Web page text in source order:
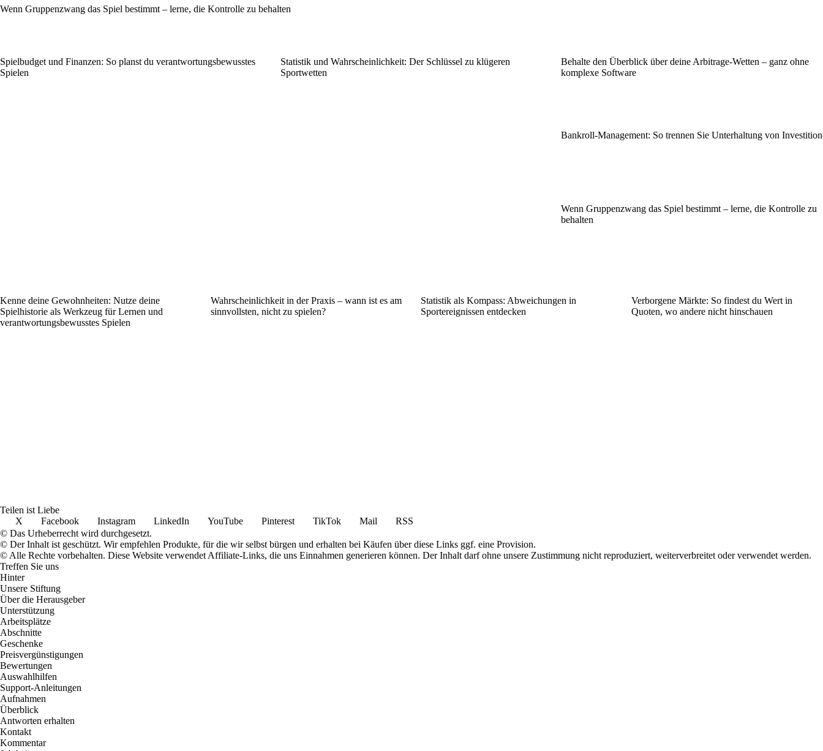
Wenn Gruppenzwang das Spiel bestimmt – lerne, die Kontrolle zu behalten
Spielbudget und Finanzen: So planst du verantwortungsbewusstes
Spielen
Statistik und Wahrscheinlichkeit: Der Schlüssel zu klügeren
Sportwetten
Behalte den Überblick über deine Arbitrage-Wetten – ganz ohne
komplexe Software
Bankroll-Management: So trennen Sie Unterhaltung von Investition
Wenn Gruppenzwang das Spiel bestimmt – lerne, die Kontrolle zu
behalten
Kenne deine Gewohnheiten: Nutze deine
Spielhistorie als Werkzeug für Lernen und
verantwortungsbewusstes Spielen
Wahrscheinlichkeit in der Praxis – wann ist es am
sinnvollsten, nicht zu spielen?
Statistik als Kompass: Abweichungen in
Sportereignissen entdecken
Verborgene Märkte: So findest du Wert in
Quoten, wo andere nicht hinschauen
Teilen ist Liebe
X
Facebook Instagram LinkedIn YouTube Pinterest TikTok Mail
RSS
© Das Urheberrecht wird durchgesetzt.
© Der Inhalt ist geschützt. Wir empfehlen Produkte, für die wir selbst bürgen und erhalten bei Käufen über diese Links ggf. eine Provision.
© Alle Rechte vorbehalten. Diese Website verwendet Affiliate-Links, die uns Einnahmen generieren können. Der Inhalt darf ohne unsere Zustimmung nicht reproduziert, weiterverbreitet oder verwendet werden.
Treffen Sie uns
Hinter
Unsere Stiftung
Über die Herausgeber
Unterstützung
Arbeitsplätze
Abschnitte
Geschenke
Preisvergünstigungen
Bewertungen
Auswahlhilfen
Support-Anleitungen
Aufnahmen
Überblick
Antworten erhalten
Kontakt
Kommentar